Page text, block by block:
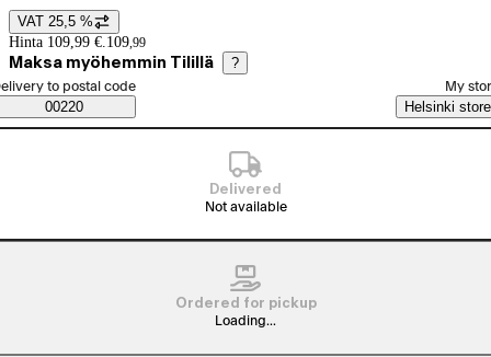
Price details
VAT 25,5 %
Hinta 109,99 €. 109,99
Maksa myöhemmin Tilillä ?
Saatavuustiedot
order method
to postal code
00220
My
Helsinki store
Delivered
Not available
Ordered for pickup
Loading...